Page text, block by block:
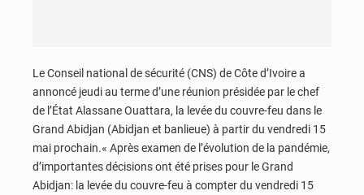
Le Conseil national de sécurité (CNS) de Côte d’Ivoire a
annoncé jeudi au terme d’une réunion présidée par le chef
de l’État Alassane Ouattara, la levée du couvre-feu dans le
Grand Abidjan (Abidjan et banlieue) à partir du vendredi 15
mai prochain.« Après examen de l’évolution de la pandémie,
d’importantes décisions ont été prises pour le Grand
Abidjan: la levée du couvre-feu à compter du vendredi 15